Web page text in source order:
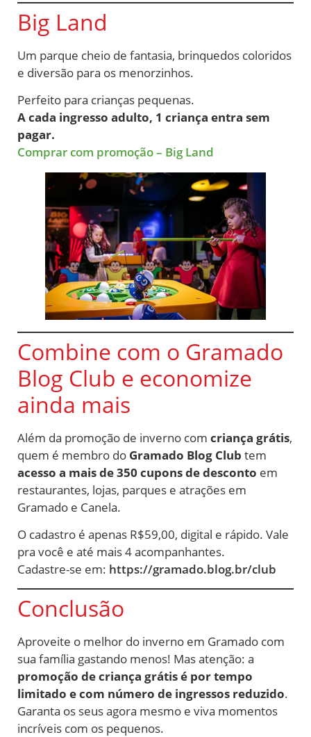
Big Land
Um parque cheio de fantasia, brinquedos coloridos
e diversão para os menorzinhos.
Perfeito para crianças pequenas.
A cada ingresso adulto, 1 criança entra sem
pagar.
Comprar com promoção – Big Land
Combine com o Gramado
Blog Club e economize
ainda mais
Além da promoção de inverno com criança grátis,
quem é membro do Gramado Blog Club tem
acesso a mais de 350 cupons de desconto em
restaurantes, lojas, parques e atrações em
Gramado e Canela.
O cadastro é apenas R$59,00, digital e rápido. Vale
pra você e até mais 4 acompanhantes.
Cadastre-se em: https://gramado.blog.br/club
Conclusão
Aproveite o melhor do inverno em Gramado com
sua família gastando menos! Mas atenção: a
promoção de criança grátis é por tempo
limitado e com número de ingressos reduzido.
Garanta os seus agora mesmo e viva momentos
incríveis com os pequenos.